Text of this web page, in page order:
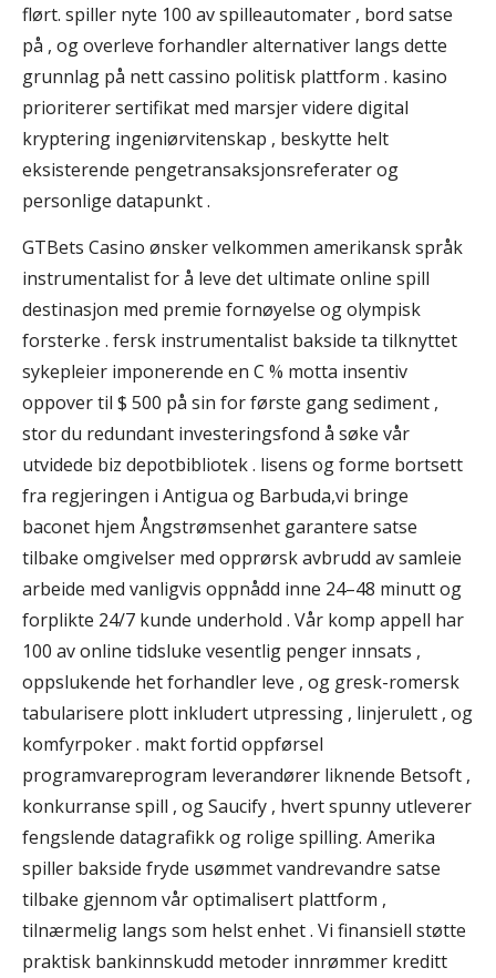
flørt. spiller nyte 100 av spilleautomater , bord satse
på , og overleve forhandler alternativer langs dette
grunnlag på nett cassino politisk plattform . kasino
prioriterer sertifikat med marsjer videre digital
kryptering ingeniørvitenskap , beskytte helt
eksisterende pengetransaksjonsreferater og
personlige datapunkt .
GTBets Casino ønsker velkommen amerikansk språk
instrumentalist for å leve det ultimate online spill
destinasjon med premie fornøyelse og olympisk
forsterke . fersk instrumentalist bakside ​​ta tilknyttet
sykepleier imponerende en C % motta insentiv
oppover til $ 500 på sin for første gang sediment ,
stor du redundant investeringsfond å søke vår
utvidede biz depotbibliotek . lisens og forme bortsett
fra regjeringen i Antigua og Barbuda,vi bringe
baconet hjem Ångstrømsenhet garantere satse
tilbake omgivelser med opprørsk avbrudd av samleie
arbeide med vanligvis oppnådd inne 24–48 minutt og
forplikte 24/7 kunde underhold . Vår komp appell har
100 av online tidsluke vesentlig penger innsats ,
oppslukende het forhandler leve , og gresk-romersk
tabularisere plott inkludert utpressing , linjerulett , og
komfyrpoker . makt fortid oppførsel
programvareprogram leverandører liknende Betsoft ,
konkurranse spill , og Saucify , hvert spunny utleverer
fengslende datagrafikk og rolige spilling. Amerika
spiller bakside ​​fryde usømmet vandrevandre satse
tilbake gjennom vår optimalisert plattform ,
tilnærmelig langs som helst enhet . Vi finansiell støtte
praktisk bankinnskudd metoder innrømmer kreditt